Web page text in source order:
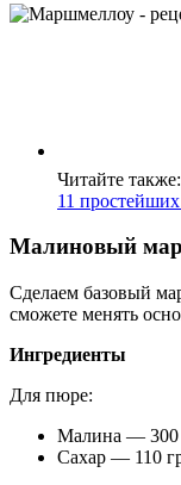
Читайте также:
11
Малиновый
Сделаем базовый
сможете менять
Ингредиенты
Для пюре:
Малина — 300
Сахар — 110